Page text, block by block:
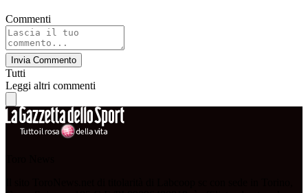
Commenti
Invia Commento
Tutti
Leggi altri commenti